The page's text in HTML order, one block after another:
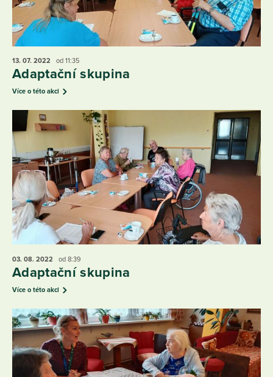
13. 07. 2022 od 11:35
Adaptační skupina
Více o této akci
03. 08. 2022 od 8:39
Adaptační skupina
Více o této akci